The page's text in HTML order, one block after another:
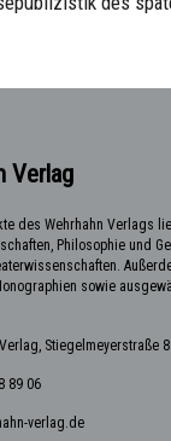
Verlag
des Wehrhahn Verlags
Philosophie und
sowie
Stiegelmeyerstraße
89 06
verlag.de